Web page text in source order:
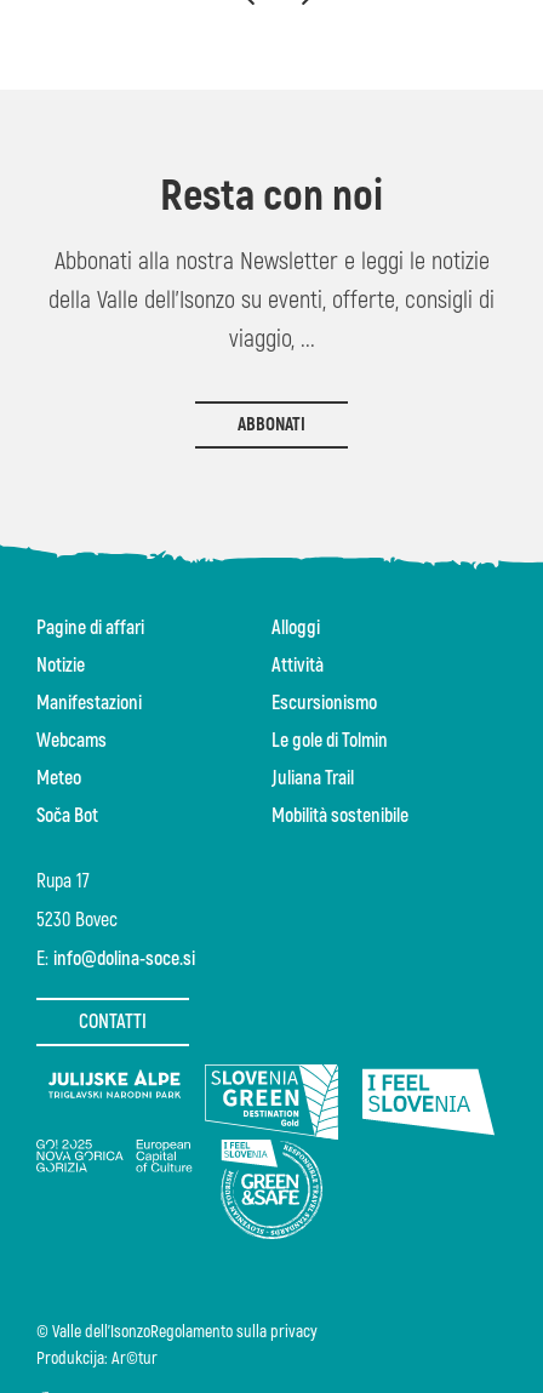
Resta con noi
Abbonati alla nostra Newsletter e leggi le notizie
della Valle dell'Isonzo su eventi, offerte, consigli di
viaggio, ...
ABBONATI
Rupa 17
5230 Bovec
E: info@dolina-soce.si
CONTATTI
Pagine di affari
Notizie
Manifestazioni
Webcams
Meteo
Soča Bot
Alloggi
Attività
Escursionismo
Le gole di Tolmin
Juliana Trail
Mobilità sostenibile
© Valle dell'IsonzoRegolamento sulla privacy
Produkcija: Ar©tur